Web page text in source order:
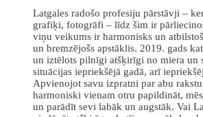
Latgales radošo profesiju pārstāvji –
grafiķi, fotogrāfi – līdz šim ir
viņu veikums ir harmonisks un
un bremzējošs apstāklis. 2019. gads
un iztēlots pilnīgi atšķirīgi no miera un
situācijas iepriekšējā gadā, arī
Apvienojot savu izpratni par abu
harmoniski vienam otru papildināt,
un parādīt sevi labāk un augstāk. Vai